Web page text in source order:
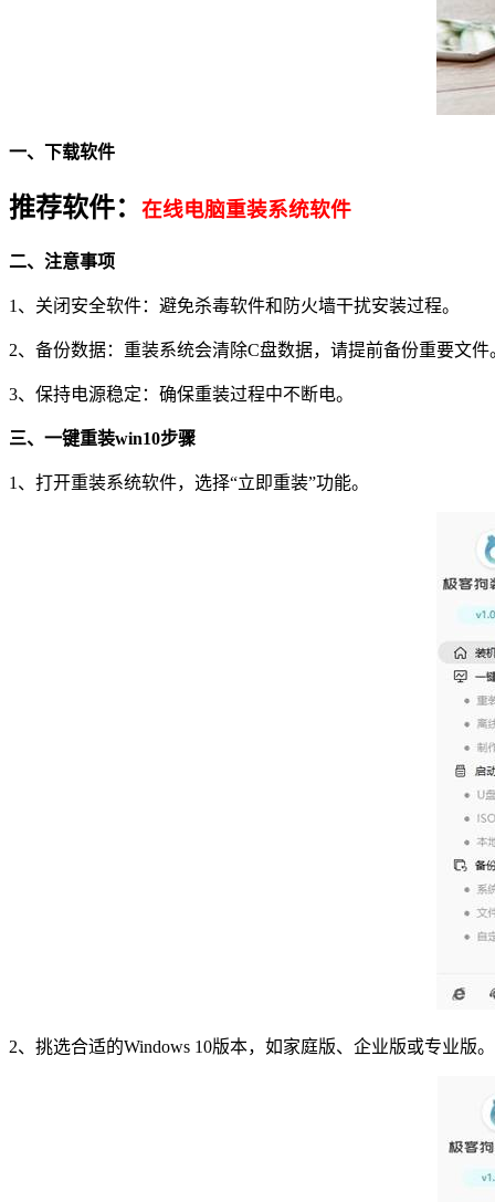
一、下载软件
推荐软件： 在线电脑重装系统软件
二、注意事项
1、关闭安全软件：避免杀毒软件和防火墙干扰安装过程。
2、备份数据：重装系统会清除C盘数据，请提前备份重要文件
3、保持电源稳定：确保重装过程中不断电。
三、一键重装win10步骤
1、打开重装系统软件，选择“立即重装”功能。
2、挑选合适的Windows 10版本，如家庭版、企业版或专业版。